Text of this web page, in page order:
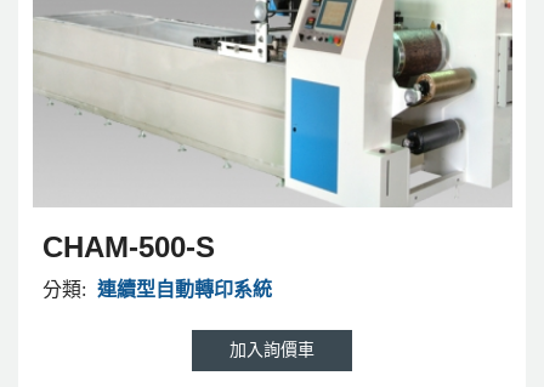
CHAM-500-S
分類: 連續型自動轉印系統